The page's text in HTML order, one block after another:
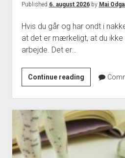
Published 6. august 2026by Mai
Hvis du går og har ondt i
at det er mærkeligt, at du ikke
arbejde. Det er…
Continue readingOndt
i
nakken?